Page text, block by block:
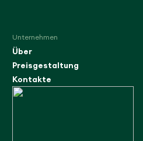
Unternehmen
Über
Preisgestaltung
Kontakte